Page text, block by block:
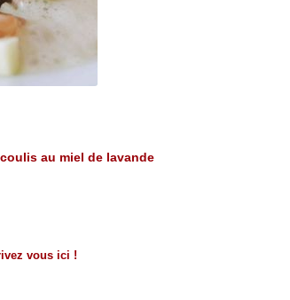
au miel de lavande
vous ici !